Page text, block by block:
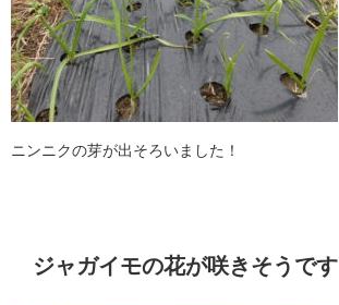
ニンニクの芽が出そろいました！
ジャガイモの花が咲きそうです